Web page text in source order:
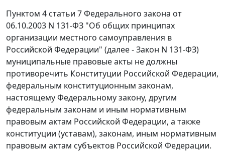
Пунктом 4 статьи 7Федерального закона от
06.10.2003 N 131-ФЗ "Об общих принципах
организации местного самоуправления в
Российской Федерации" (далее - Закон N 131-ФЗ)
муниципальные правовые акты не должны
противоречить Конституции Российской Федерации,
федеральным конституционным законам,
настоящемуФедеральному закону, другим
федеральным законам и иным нормативным
правовым актам Российской Федерации, а также
конституции (уставам), законам, иным нормативным
правовым актам субъектов Российской Федерации.